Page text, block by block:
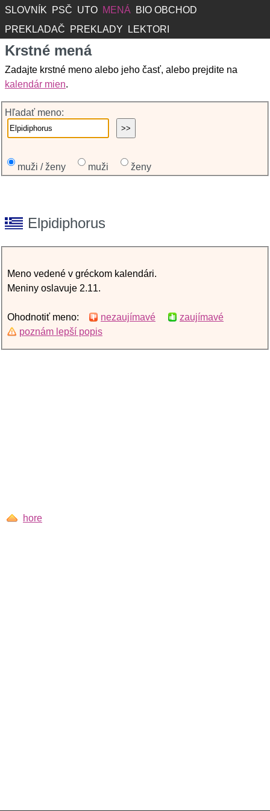
SLOVNÍK PSČ UTO MENÁ
BIO OBCHOD
PREKLADAČ
PREKLADY LEKTORI
Krstné mená
Zadajte krstné meno alebo jeho časť, alebo prejdite na
kalendár mien.
Hľadať meno:
muži / ženy muži ženy
Elpidiphorus
Meno vedené v gréckom kalendári.
Meniny oslavuje 2.11.
Ohodnotiť meno: nezaujímavé
zaujímavé
poznám lepší popis
hore